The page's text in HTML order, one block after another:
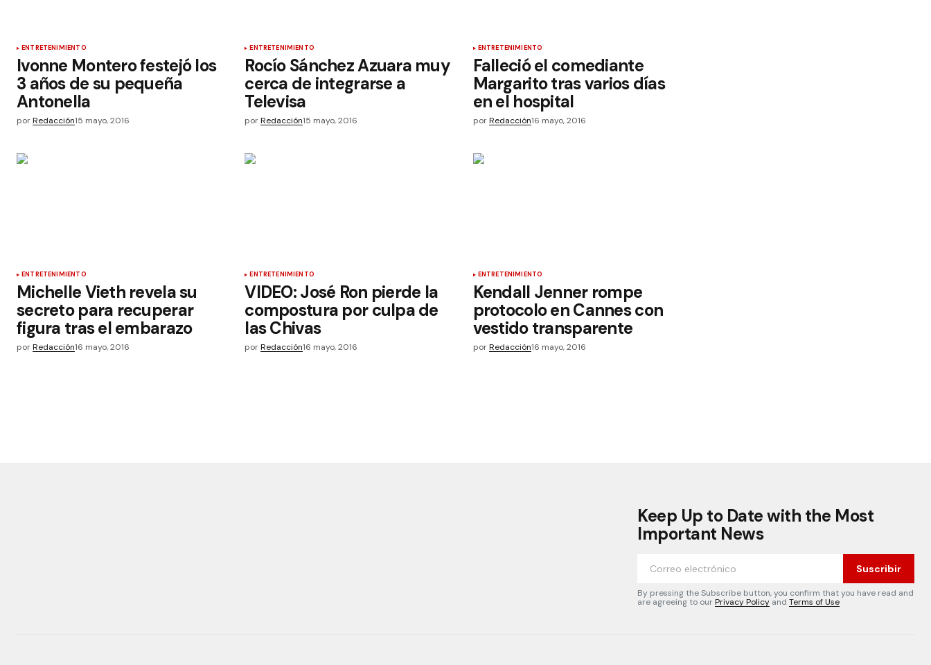
ENTRETENIMIENTO
Ivonne Montero festejó los
3 años de su pequeña
Antonella
porRedacción15 mayo, 2016
ENTRETENIMIENTO
Rocío Sánchez Azuara muy
cerca de integrarse a
Televisa
por Redacción15 mayo, 2016
ENTRETENIMIENTO
Falleció el comediante
Margarito tras varios días
en el hospital
por Redacción16 mayo, 2016
ENTRETENIMIENTO
Michelle Vieth revela su
secreto para recuperar
figura tras el embarazo
porRedacción16 mayo, 2016
ENTRETENIMIENTO
VIDEO: José Ron pierde la
compostura por culpa de
las Chivas
por Redacción16 mayo, 2016
ENTRETENIMIENTO
Kendall Jenner rompe
protocolo en Cannes con
vestido transparente
por Redacción16 mayo, 2016
Keep Up to Date with the Most
Important News
Suscribir
By pressing the Subscribe button, you confirm that you have read and
are agreeing to ourPrivacy Policy and Terms of Use